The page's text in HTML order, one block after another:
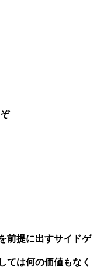
前提に出すサイドゲ
ては何の価値もなく